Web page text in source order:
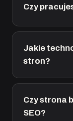
Czy
Jakie
stron?
Czy strona
SEO?